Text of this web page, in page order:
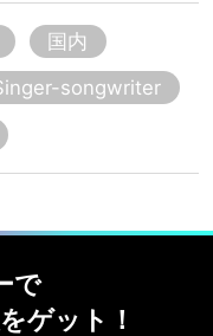
国内
songwriter
で
ゲット！